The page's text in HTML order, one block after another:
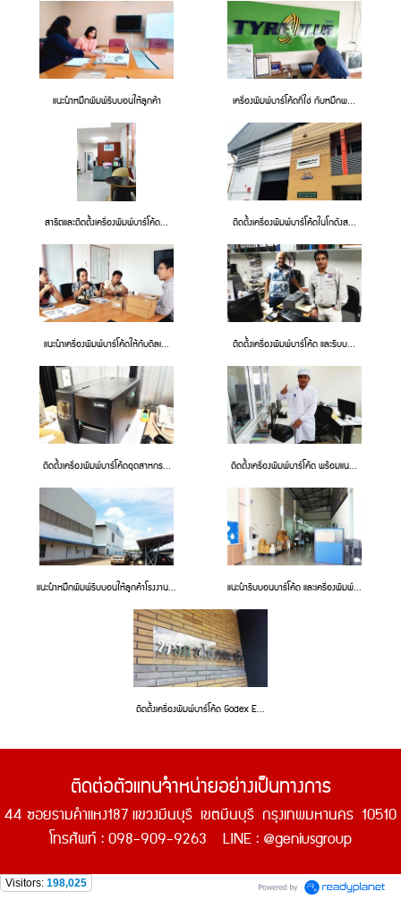
แนะนำหมึกพิมพ์ริบบอนให้ลูกค้า เครื่องพิมพ์บาร์โค้ดที่ใช่ กับหมึกพ...
สาธิตและติดตั้งเครื่องพิมพ์บาร์โค้ด... ติดตั้งเครื่องพิมพ์บาร์โค้ดในโกดังส...
แนะนำเครื่องพิมพ์บาร์โค้ดให้กับดีลเ... ติดตั้งเครื่องพิมพ์บาร์โค้ด และริบบ...
ติดตั้งเครื่องพิมพ์บาร์โค้ดอุตสาหกร... ติดตั้งเครื่องพิมพ์บาร์โค้ด พร้อมแน...
แนะนำหมึกพิมพ์ริบบอนให้ลูกค้าโรงงาน... แนะนำริบบอนบาร์โค้ด และเครื่องพิมพ์...
ติดตั้งเครื่องพิมพ์บาร์โค้ด Godex E...
ติดต่อตัวแทนจำหน่ายอย่างเป็นทางการ
44 ซอยรามคำแหง187 แขวงมีนบุรี เขตมีนบุรี กรุงเทพมหานคร 10510
โทรศัพท์ : 098-909-9263 LINE : @geniusgroup
Visitors: 198,025